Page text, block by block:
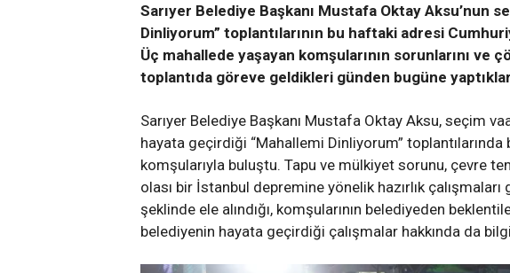
Sarıyer Belediye Başkanı Mustafa Oktay Aksu’nun
Dinliyorum” toplantılarının bu haftaki adresi
Üç mahallede yaşayan komşularının sorunlarını ve
toplantıda göreve geldikleri günden bugüne
Sarıyer Belediye Başkanı Mustafa Oktay Aksu, seçim
hayata geçirdiği “Mahallemi Dinliyorum”
komşularıyla buluştu. Tapu ve mülkiyet sorunu, çevre
olası bir İstanbul depremine yönelik hazırlık
şeklinde ele alındığı, komşularının belediyeden
belediyenin hayata geçirdiği çalışmalar hakkında da
Sarıyer Bentler ve Kemerler –
Boğaziçi’nin Su Yolu Hikayesi
6 AY ÖNCE
2 Bin Yıllık Kayıp Tarih -
MAVRAMOLOZ
ADMIN 6 AY ÖNCE